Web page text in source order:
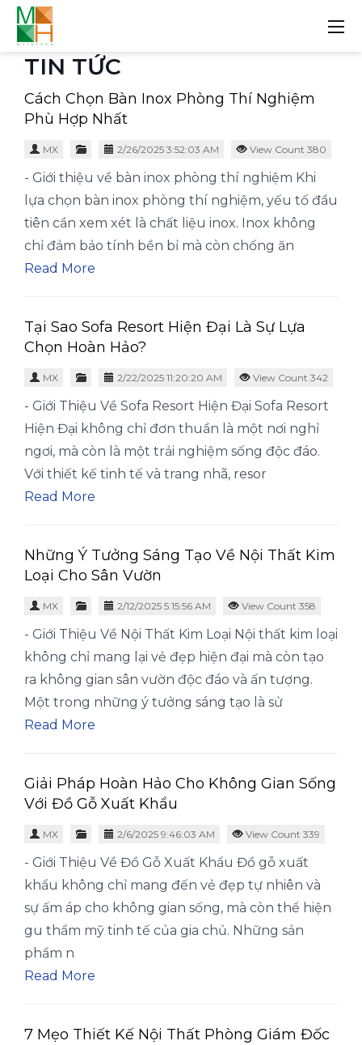
TIN TỨC
Cách Chọn Bàn Inox Phòng Thí Nghiệm
Phù Hợp Nhất
MX 2/26/2025 3:52:03 AM View Count 380
- Giới thiệu về bàn inox phòng thí nghiệm Khi
lựa chọn bàn inox phòng thí nghiệm, yếu tố đầu
tiên cần xem xét là chất liệu inox. Inox không
chỉ đảm bảo tính bền bỉ mà còn chống ăn
Read More
Tại Sao Sofa Resort Hiện Đại Là Sự Lựa
Chọn Hoàn Hảo?
MX 2/22/2025 11:20:20 AM View Count 342
- Giới Thiệu Về Sofa Resort Hiện Đại Sofa Resort
Hiện Đại không chỉ đơn thuần là một nơi nghỉ
ngơi, mà còn là một trải nghiệm sống độc đáo.
Với thiết kế tinh tế và trang nhã, resor
Read More
Những Ý Tưởng Sáng Tạo Về Nội Thất Kim
Loại Cho Sân Vườn
MX 2/12/2025 5:15:56 AM View Count 358
- Giới Thiệu Về Nội Thất Kim Loại Nội thất kim loại
không chỉ mang lại vẻ đẹp hiện đại mà còn tạo
ra không gian sân vườn độc đáo và ấn tượng.
Một trong những ý tưởng sáng tạo là sử
Read More
Giải Pháp Hoàn Hảo Cho Không Gian Sống
Với Đồ Gỗ Xuất Khẩu
MX 2/6/2025 9:46:03 AM View Count 339
- Giới Thiệu Về Đồ Gỗ Xuất Khẩu Đồ gỗ xuất
khẩu không chỉ mang đến vẻ đẹp tự nhiên và
sự ấm áp cho không gian sống, mà còn thể hiện
gu thẩm mỹ tinh tế của gia chủ. Những sản
phẩm n
Read More
7 Mẹo Thiết Kế Nội Thất Phòng Giám Đốc